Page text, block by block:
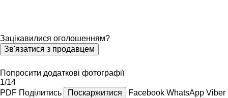
Зацікавилися оголошенням?
Зв'язатися з продавцем
Попросити додаткові фотографії
1/14
PDF Поділитись Поскаржитися Facebook WhatsApp Viber